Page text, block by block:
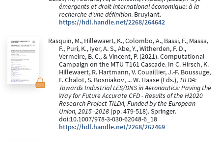
émergents et droit international économique: à la
recherche d'une définition. Bruylant.
https://hdl.handle.net/2268/264642
Rasquin, M., Hillewaert, K., Colombo, A., Bassi, F., Massa,
F., Puri, K., Iyer, A. S., Abe, Y., Witherden, F. D.,
Vermeire, B. C., & Vincent, P. (2021). Computational
Campaign on the MTU T161 Cascade. In C. Hirsch, K.
Hillewaert, R. Hartmann, V. Couaillier, J.-F. Boussuge,
F. Chalot, S. Bosniakov, ... W. Haase (Eds.), TILDA:
Towards Industrial LES/DNS in Aeronautics: Paving the
Way for Future Accurate CFD - Results of the H2020
Research Project TILDA, Funded by the European
Union, 2015 -2018 (pp. 479-518). Springer.
doi:10.1007/978-3-030-62048-6_18
https://hdl.handle.net/2268/262469